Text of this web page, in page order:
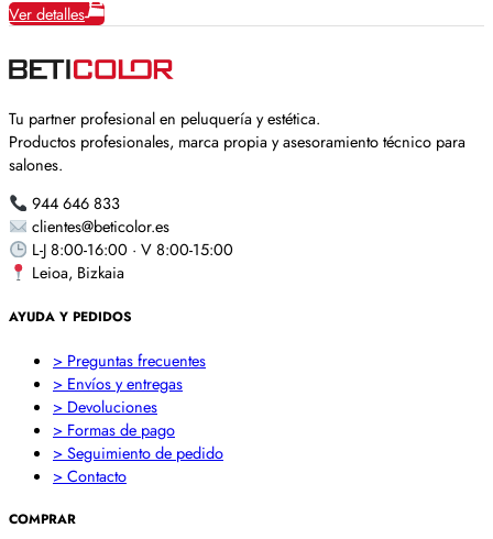
Ver detalles
Tu partner profesional en peluquería y estética.
Productos profesionales, marca propia y asesoramiento técnico para
salones.
944 646 833
clientes@beticolor.es
L-J 8:00-16:00 · V 8:00-15:00
Leioa, Bizkaia
AYUDA Y PEDIDOS
> Preguntas frecuentes
> Envíos y entregas
> Devoluciones
> Formas de pago
> Seguimiento de pedido
> Contacto
COMPRAR